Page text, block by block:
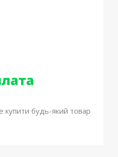
купити будь-який товар